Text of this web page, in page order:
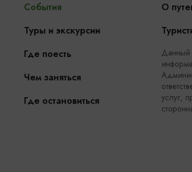
События
Туры и экскурсии
Где поесть
Чем заняться
Где остановиться
О
Данный
услуг,